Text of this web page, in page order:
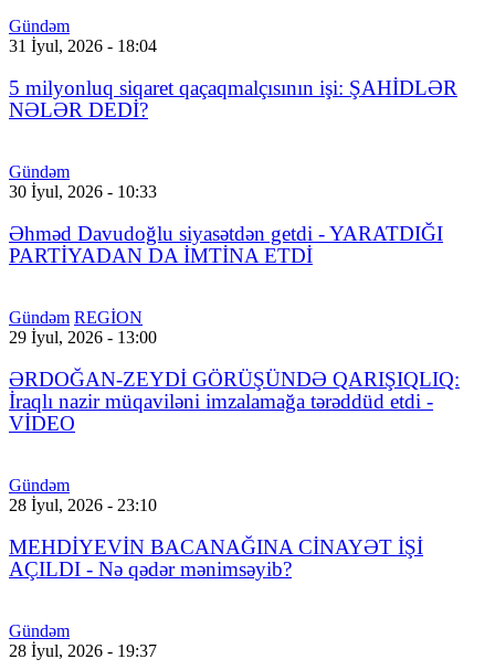
Gündəm
31 İyul, 2026 - 18:04
5 milyonluq siqaret qaçaqmalçısının işi: ŞAHİDLƏR
NƏLƏR DEDİ?
Gündəm
30 İyul, 2026 - 10:33
Əhməd Davudoğlu siyasətdən getdi - YARATDIĞI
PARTİYADAN DA İMTİNA ETDİ
Gündəm REGİON
29 İyul, 2026 - 13:00
ƏRDOĞAN-ZEYDİ GÖRÜŞÜNDƏ QARIŞIQLIQ:
İraqlı nazir müqaviləni imzalamağa tərəddüd etdi -
VİDEO
Gündəm
28 İyul, 2026 - 23:10
MEHDİYEVİN BACANAĞINA CİNAYƏT İŞİ
AÇILDI - Nə qədər mənimsəyib?
Gündəm
28 İyul, 2026 - 19:37